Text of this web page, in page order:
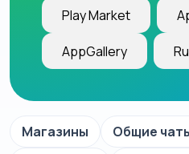
Play Market
AppGallery
Магазины Общие